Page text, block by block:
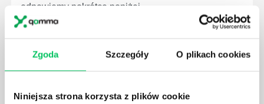
Zgoda Szczegóły O plikach cookies
Niniejsza strona korzysta z plików cookie
odpowiemy pokrótce poniżej.
WYMAGANIAMI NORM JAKOŚCI WYROBÓW